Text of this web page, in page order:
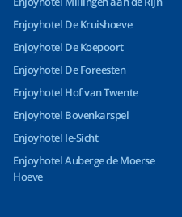
Enjoyhotel De Kruishoeve
Enjoyhotel De Koepoort
Enjoyhotel De Foreesten
Enjoyhotel Hof van Twente
Enjoyhotel Bovenkarspel
Enjoyhotel Ie-Sicht
Enjoyhotel Auberge de Moerse
Hoeve